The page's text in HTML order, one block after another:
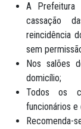
A Prefeitura
cassação
reincidência
sem
Nos salões
domicílio;
Todos os
funcionários
Recomenda-